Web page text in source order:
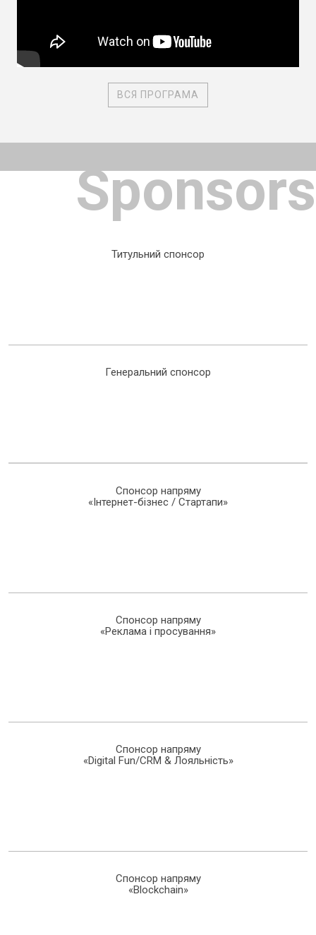
ВСЯ ПРОГРАМА
Sponsors
Титульний спонсор
Генеральний спонсор
Спонсор напряму
«Інтернет-бізнес / Стартапи»
Спонсор напряму
«Реклама і просування»
Спонсор напряму
«Digital Fun/CRM & Лояльність»
Спонсор напряму
«Blockchain»